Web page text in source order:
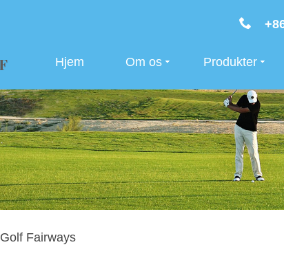
Hjem Om os Produkter
Golf Fairways